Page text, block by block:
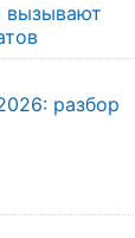
вызывают
разбор